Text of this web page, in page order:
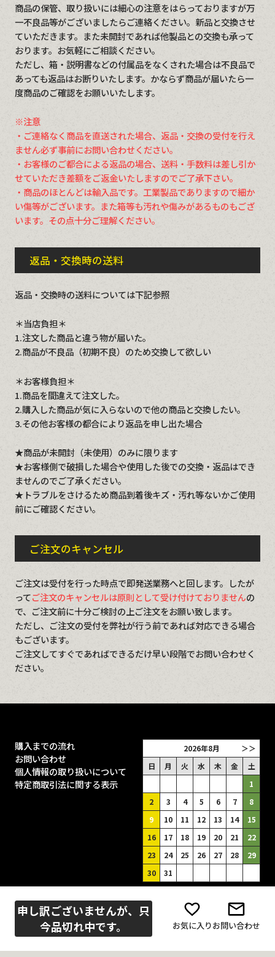
申し訳ございませんが、只
今品切れ中です。
お気に入りお問い合わせ
商品の保管、取り扱いには細心の注意をはらっておりますが万
一不良品等がございましたらご連絡ください。新品と交換させ
ていただきます。また未開封であれば他製品との交換も承って
おります。お気軽にご相談ください。
ただし、箱・説明書などの付属品をなくされた場合は不良品で
あっても返品はお断りいたします。かならず商品が届いたら一
度商品のご確認をお願いいたします。
※注意
・ご連絡なく商品を直送された場合、返品・交換の受付を行え
ません必ず事前にお問い合わせください。
・お客様のご都合による返品の場合、送料・手数料は差し引か
せていただき差額をご返金いたしますのでご了承下さい。
・商品のほとんどは輸入品です。工業製品でありますので細か
い傷等がございます。また箱等も汚れや傷みがあるものもござ
います。その点十分ご理解ください。
返品・交換時の送料
返品・交換時の送料については下記参照
＊当店負担＊
1.注文した商品と違う物が届いた。
2.商品が不良品（初期不良）のため交換して欲しい
＊お客様負担＊
1.商品を間違えて注文した。
2.購入した商品が気に入らないので他の商品と交換したい。
3.その他お客様の都合により返品を申し出た場合
★商品が未開封（未使用）のみに限ります
★お客様側で破損した場合や使用した後での交換・返品はでき
ませんのでご了承ください。
★トラブルをさけるため商品到着後キズ・汚れ等ないかご使用
前にご確認ください。
ご注文のキャンセル
ご注文は受付を行った時点で即発送業務へと回します。したが
ってご注文のキャンセルは原則として受け付けておりませんの
で、ご注文前に十分ご検討の上ご注文をお願い致します。
ただし、ご注文の受付を弊社が行う前であれば対応できる場合
もございます。
ご注文してすぐであればできるだけ早い段階でお問い合わせく
ださい。
購入までの流れ
お問い合わせ
個人情報の取り扱いについて
特定商取引法に関する表示
＞＞
2026年8月
日
月 火 水 木 金
土
1
2
3 4 5 6 7
8
9
10 11 12 13 14
15
16
17 18 19 20 21
22
23
24 25 26 27 28
29
30
31
copyright 1999-2024 crossbow.jp All Rights Reserved.